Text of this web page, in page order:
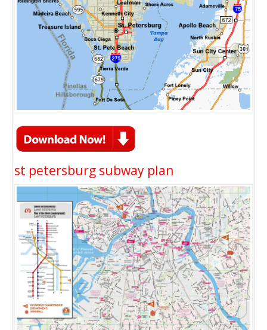
st petersburg subway plan